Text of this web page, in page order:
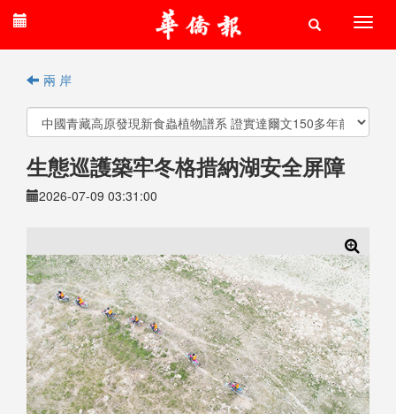
兩 岸
生態巡護築牢冬格措納湖安全屏障
2026-07-09 03:31:00